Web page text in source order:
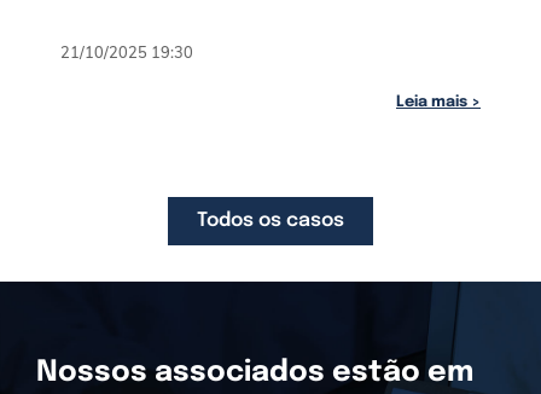
21/10/2025 19:30
Leia mais >
Todos os casos
Nossos associados estão em